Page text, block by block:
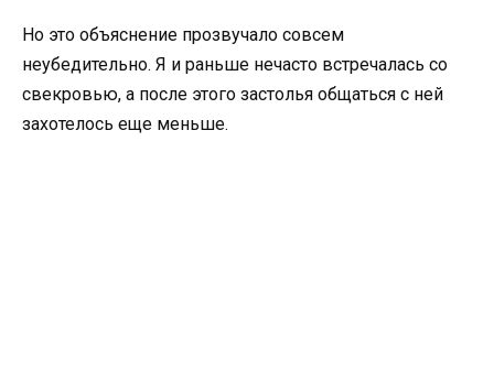
Но это объяснение прозвучало совсем
неубедительно. Я и раньше нечасто встречалась со
свекровью, а после этого застолья общаться с ней
захотелось еще меньше.